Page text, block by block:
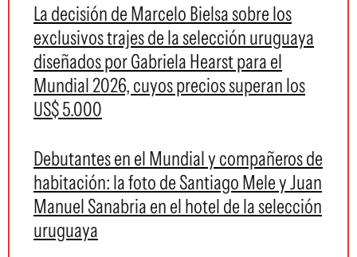
La decisión de Marcelo Bielsa sobre los
exclusivos trajes de la selección uruguaya
diseñados por Gabriela Hearst para el
Mundial 2026, cuyos precios superan los
US$ 5.000
Debutantes en el Mundial y compañeros de
habitación: la foto de Santiago Mele y Juan
Manuel Sanabria en el hotel de la selección
uruguaya